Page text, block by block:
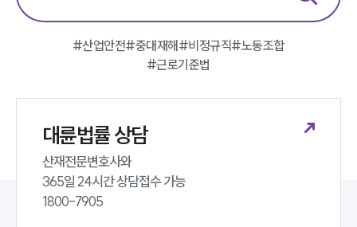
대륜의 강점
오시는 길
글로벌 파트너 로펌
고객의 소리
통합검색
주요 업무사례
#산업안전#중대재해 #비정규직#노동조합
#근로기준법
대륜법률 상담
산재전문변호사와
365일 24시간 상담접수 가능
1800-7905